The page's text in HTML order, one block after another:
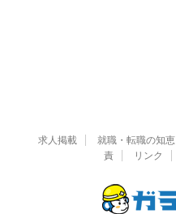
求人掲載 就職・転職の知恵
責
リンク